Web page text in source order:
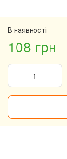
В наявності
108 грн